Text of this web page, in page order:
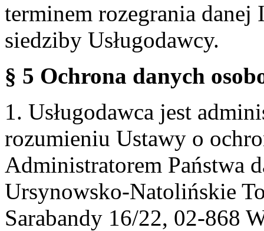
terminem rozegrania
siedziby Usługodawcy.
§ 5 Ochrona danych
1. Usługodawca jest
rozumieniu Ustawy o
Administratorem Państwa
Ursynowsko-Natolińskie
Sarabandy 16/22, 02-868